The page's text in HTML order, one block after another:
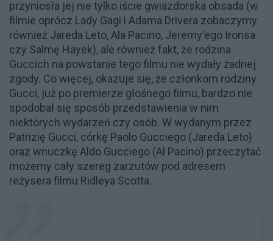
przyniosła jej nie tylko iście gwiazdorska obsada (w
filmie oprócz Lady Gagi i Adama Drivera zobaczymy
również Jareda Leto, Ala Pacino, Jeremy'ego Ironsa
czy Salmę Hayek), ale również fakt, że rodzina
Guccich na powstanie tego filmu nie wydały żadnej
zgody. Co więcej, okazuje się, że członkom rodziny
Gucci, już po premierze głośnego filmu, bardzo nie
spodobał się sposób przedstawienia w nim
niektórych wydarzeń czy osób. W wydanym przez
Patrizię Gucci, córkę Paolo Gucciego (Jareda Leto)
oraz wnuczkę Aldo Gucciego (Al Pacino) przeczytać
możemy cały szereg zarzutów pod adresem
reżysera filmu Ridleya Scotta.